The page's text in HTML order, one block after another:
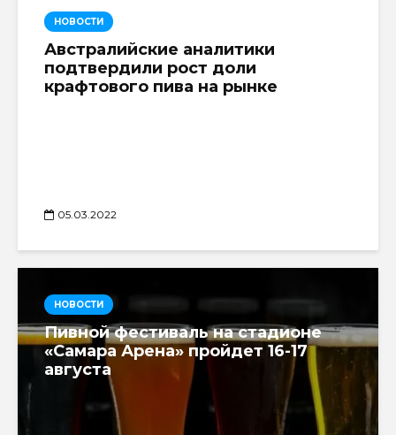
НОВОСТИ
Австралийские аналитики
подтвердили рост доли
крафтового пива на рынке
05.03.2022
НОВОСТИ
Пивной фестиваль на стадионе
«Самара Арена» пройдет 16-17
августа